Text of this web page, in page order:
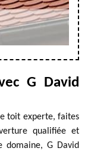
G David
toit experte, faites
qualifiée et
domaine, G David